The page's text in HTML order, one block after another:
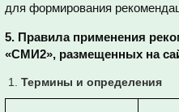
для формирования
5. Правила применения
«СМИ2», размещенных на
Термины и определения